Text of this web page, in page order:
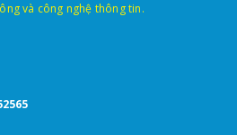
và công nghệ thông tin.